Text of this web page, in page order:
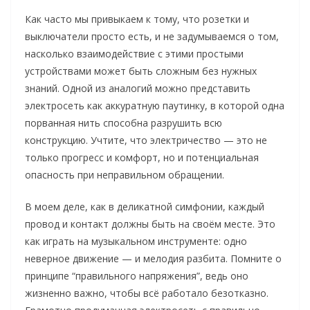
Как часто мы привыкаем к тому, что розетки и
выключатели просто есть, и не задумываемся о том,
насколько взаимодействие с этими простыми
устройствами может быть сложным без нужных
знаний. Одной из аналогий можно представить
электросеть как аккуратную паутинку, в которой одна
порванная нить способна разрушить всю
конструкцию. Учтите, что электричество — это не
только прогресс и комфорт, но и потенциальная
опасность при неправильном обращении.
В моем деле, как в деликатной симфонии, каждый
провод и контакт должны быть на своём месте. Это
как играть на музыкальном инструменте: одно
неверное движение — и мелодия разбита. Помните о
принципе “правильного напряжения”, ведь оно
жизненно важно, чтобы всё работало безотказно.